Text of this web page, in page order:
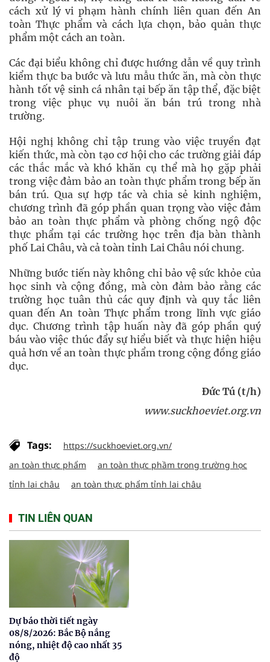
cách xử lý vi phạm hành chính liên quan đến An
toàn Thực phẩm và cách lựa chọn, bảo quản thực
phẩm một cách an toàn.
Các đại biểu không chỉ được hướng dẫn về quy trình
kiểm thực ba bước và lưu mẫu thức ăn, mà còn thực
hành tốt vệ sinh cá nhân tại bếp ăn tập thể, đặc biệt
trong việc phục vụ nuôi ăn bán trú trong nhà
trường.
Hội nghị không chỉ tập trung vào việc truyền đạt
kiến thức, mà còn tạo cơ hội cho các trường giải đáp
các thắc mắc và khó khăn cụ thể mà họ gặp phải
trong việc đảm bảo an toàn thực phẩm trong bếp ăn
bán trú. Qua sự hợp tác và chia sẻ kinh nghiệm,
chương trình đã góp phần quan trọng vào việc đảm
bảo an toàn thực phẩm và phòng chống ngộ độc
thực phẩm tại các trường học trên địa bàn thành
phố Lai Châu, và cả toàn tỉnh Lai Châu nói chung.
Những bước tiến này không chỉ bảo vệ sức khỏe của
học sinh và cộng đồng, mà còn đảm bảo rằng các
trường học tuân thủ các quy định và quy tắc liên
quan đến An toàn Thực phẩm trong lĩnh vực giáo
dục. Chương trình tập huấn này đã góp phần quý
báu vào việc thúc đẩy sự hiểu biết và thực hiện hiệu
quả hơn về an toàn thực phẩm trong cộng đồng giáo
dục.
Đức Tú (t/h)
www.suckhoeviet.org.vn
Tags:
https://suckhoeviet.org.vn/
an toàn thực phẩm
an toàn thực phầm trong trường học
tỉnh lai châu
an toàn thực phẩm tỉnh lai châu
TIN LIÊN QUAN
Dự báo thời tiết ngày
08/8/2026: Bắc Bộ nắng
nóng, nhiệt độ cao nhất 35
độ